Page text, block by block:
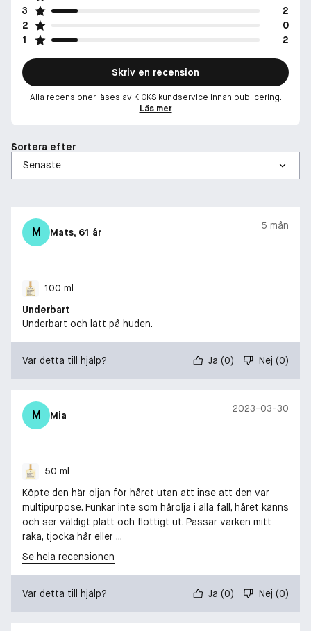
3
2
2
0
1
2
Skriv en recension
Alla recensioner läses av KICKS kundservice innan publicering.
Läs mer
Sortera efter
M Mats, 61 år
5 mån
100 ml
Underbart
Underbart och lätt på huden.
Var detta till hjälp? Ja (0) Nej (0)
M Mia
2023-03-30
50 ml
Köpte den här oljan för håret utan att inse att den var
multipurpose. Funkar inte som hårolja i alla fall, håret känns
och ser väldigt platt och flottigt ut. Passar varken mitt
raka, tjocka hår eller ...
Se hela recensionen
Var detta till hjälp? Ja (0) Nej (0)